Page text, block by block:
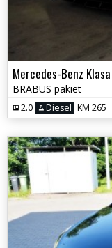
Mercedes-Benz
BRABUS pakiet
2.0 Diesel KM 265